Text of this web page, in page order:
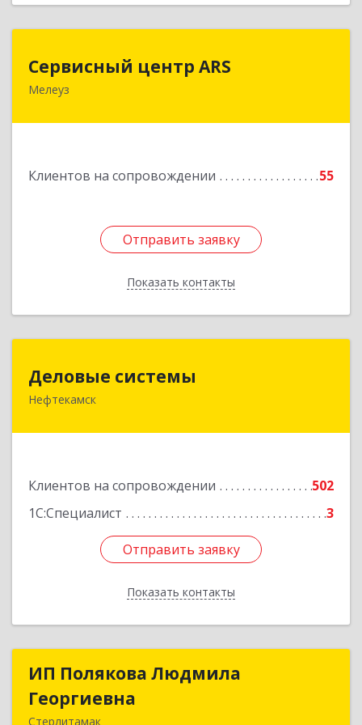
Сервисный центр ARS
Мелеуз
Клиентов на сопровождении 55
Отправить заявку
Показать контакты
Отправить заявку
Назад
Деловые системы
Нефтекамск
Клиентов на сопровождении
502
1С:Специалист
3
Отправить заявку
Показать контакты
452689, Башкортостан Респ, Нефтекамск г,
Отправить заявку
Назад
ИП Полякова Людмила
Георгиевна
Стерлитамак
ИП Полякова Людмила